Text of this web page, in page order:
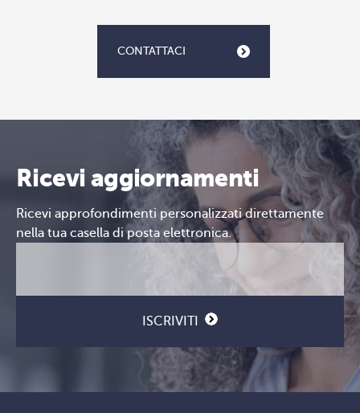
CONTATTACI
Ricevi aggiornamenti
Ricevi approfondimenti personalizzati direttamente
nella tua casella di posta elettronica.
ISCRIVITI